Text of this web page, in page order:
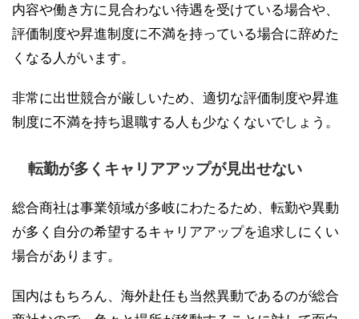
内容や働き方に見合わない待遇を受けている場合や、
評価制度や昇進制度に不満を持っている場合に辞めた
くなる人がいます。
非常に出世競合が厳しいため、適切な評価制度や昇進
制度に不満を持ち退職する人も少なくないでしょう。
転勤が多くキャリアアップが見出せない
総合商社は事業領域が多岐にわたるため、転勤や異動
が多く自分の希望するキャリアアップを追求しにくい
場合があります。
国内はもちろん、海外赴任も当然異動であるのが総合